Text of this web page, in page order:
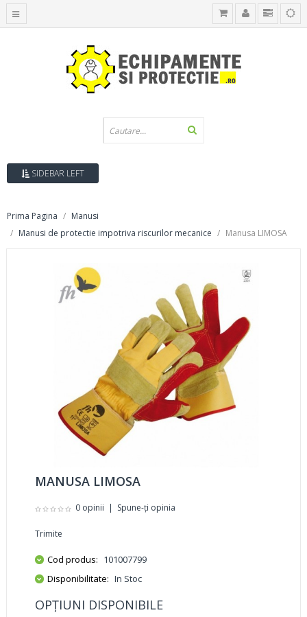
SIDEBAR LEFT
Prima Pagina
Manusi
Manusi de protectie impotriva riscurilor mecanice
Manusa LIMOSA
MANUSA LIMOSA
0 opinii | Spune-ţi opinia
Trimite
Cod produs: 101007799
Disponibilitate: In Stoc
OPŢIUNI DISPONIBILE